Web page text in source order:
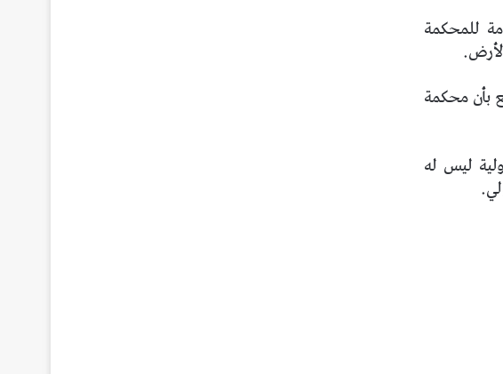
للمحكمة
بأن محكمة
ليس له